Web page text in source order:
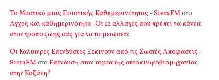
Το Μυστικό μιας Ποιοτικής Καθημερινότητας - SieraFMστο
Αγχος και καθημερινότητα -Οι 12 αλλαγές που πρέπει να κάνετε
στον τρόπο ζωής σας για να το μειώσετε
Οι Καλύτερες Επενδύσεις Ξεκινούν από τις Σωστές Αποφάσεις -
SieraFMστο Επένδυση στον τομέα της αυτοκινητοβιομηχανίας
στην Κοζάνη?